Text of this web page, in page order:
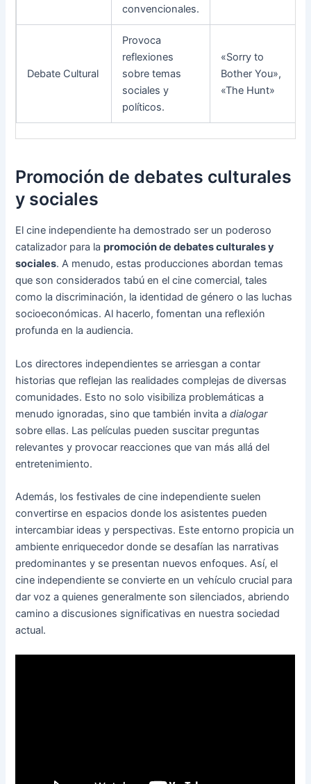
convencionales.
Debate Cultural
Provoca
reflexiones
sobre temas
sociales y
políticos.
«Sorry to
Bother You»,
«The Hunt»
Promoción de debates culturales
y sociales
El cine independiente ha demostrado ser un poderoso
catalizador para lapromoción de debates culturales y
sociales. A menudo, estas producciones abordan temas
que son considerados tabú en el cine comercial, tales
como la discriminación, la identidad de género o las luchas
socioeconómicas. Al hacerlo, fomentan una reflexión
profunda en la audiencia.
Los directores independientes se arriesgan a contar
historias que reflejan las realidades complejas de diversas
comunidades. Esto no solo visibiliza problemáticas a
menudo ignoradas, sino que también invita adialogar
sobre ellas. Las películas pueden suscitar preguntas
relevantes y provocar reacciones que van más allá del
entretenimiento.
Además, los festivales de cine independiente suelen
convertirse en espacios donde los asistentes pueden
intercambiar ideas y perspectivas. Este entorno propicia un
ambiente enriquecedor donde se desafían las narrativas
predominantes y se presentan nuevos enfoques. Así, el
cine independiente se convierte en un vehículo crucial para
dar voz a quienes generalmente son silenciados, abriendo
camino a discusiones significativas en nuestra sociedad
actual.